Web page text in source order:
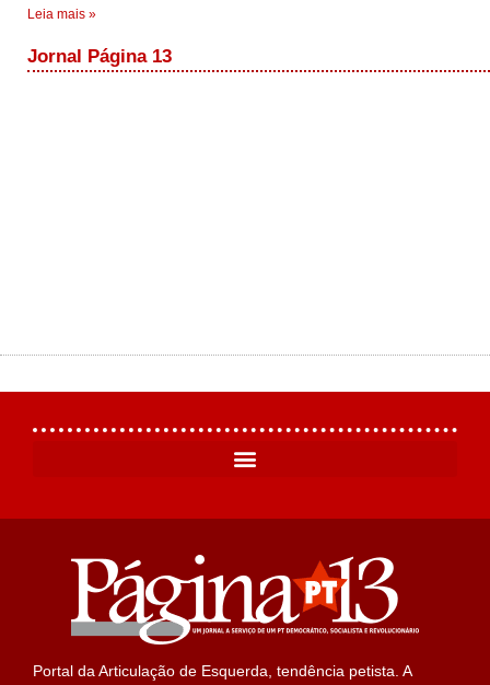
Leia mais »
Jornal Página 13
Portal da Articulação de Esquerda, tendência petista. A